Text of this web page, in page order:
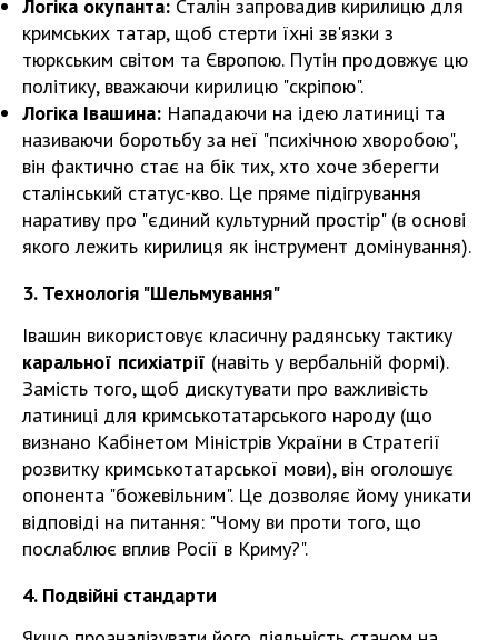
Логіка окупанта: Сталін запровадив кирилицю для
кримських татар, щоб стерти їхні зв'язки з
тюркським світом та Європою. Путін продовжує цю
політику, вважаючи кирилицю "скріпою".
Логіка Івашина: Нападаючи на ідею латиниці та
називаючи боротьбу за неї "психічною хворобою",
він фактично стає на бік тих, хто хоче зберегти
сталінський статус-кво. Це пряме підігрування
наративу про "єдиний культурний простір" (в основі
якого лежить кирилиця як інструмент домінування).
3. Технологія "Шельмування"
Івашин використовує класичну радянську тактику
каральної психіатрії (навіть у вербальній формі).
Замість того, щоб дискутувати про важливість
латиниці для кримськотатарського народу (що
визнано Кабінетом Міністрів України в Стратегії
розвитку кримськотатарської мови), він оголошує
опонента "божевільним". Це дозволяє йому уникати
відповіді на питання: "Чому ви проти того, що
послаблює вплив Росії в Криму?".
4. Подвійні стандарти